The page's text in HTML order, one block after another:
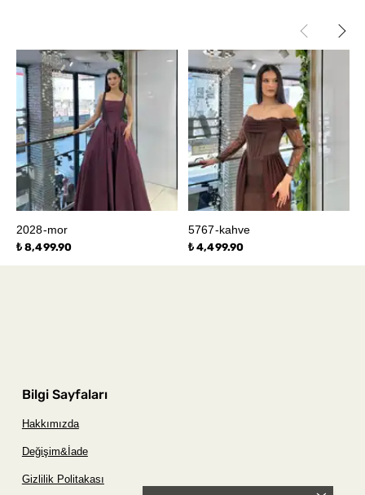
2028-mor
₺ 8,499.90
5767-kahve
₺ 4,499.90
Bilgi Sayfaları
Hakkımızda
Değişim&İade
Gizlilik Politakası